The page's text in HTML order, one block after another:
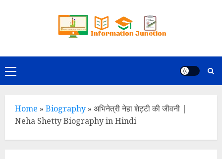
Primary
Menu
Home » Biography » अभिनेत्री नेहा शेट्टी की जीवनी |
Neha Shetty Biography in Hindi